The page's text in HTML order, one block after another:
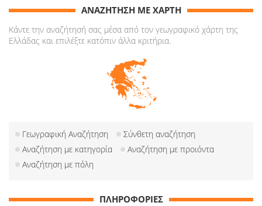
ΑΝΑΖΗΤΗΣΗ ΜΕ ΧΑΡΤΗ
Κάντε την αναζήτησή σας μέσα από τον γεωγραφικό χάρτη της
Ελλάδας και επιλέξτε κατόπιν άλλα κριτήρια.
Γεωγραφική Αναζήτηση
Σύνθετη αναζήτηση
Αναζήτηση με κατηγορία
Αναζήτηση με προιόντα
Αναζήτηση με πόλη
ΠΛΗΡΟΦΟΡΙΕΣ